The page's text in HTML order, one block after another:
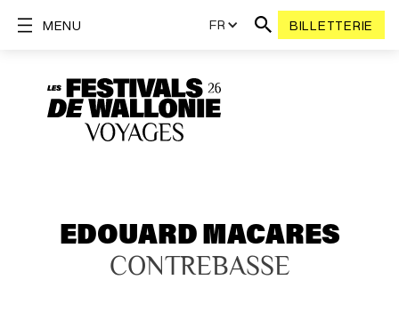
FR BILLETTERIE
MENU
EDOUARD MACARES
CONTREBASSE